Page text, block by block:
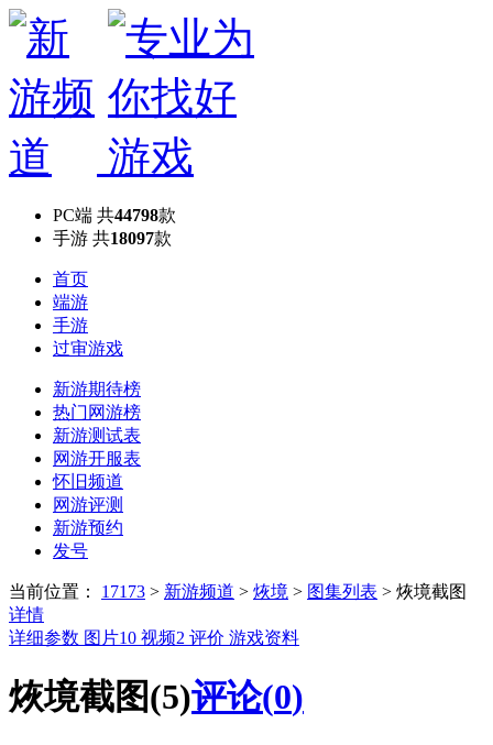
PC端 共44798款
手游 共18097款
首页
端游
手游
过审游戏
新游期待榜
热门网游榜
新游测试表
网游开服表
怀旧频道
网游评测
新游预约
发号
当前位置： 17173 > 新游频道 > 烣境 > 图集列表 > 烣境截图
详情
详细参数 图片10 视频2 评价 游戏资料
烣境截图(5)评论(0)